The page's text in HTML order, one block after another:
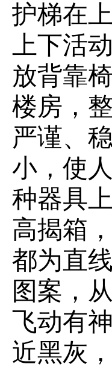
护梯在
上下活
放背靠
楼房，
严谨、
小，使
种器具
高揭箱
都为直
图案，
飞动有
近黑灰